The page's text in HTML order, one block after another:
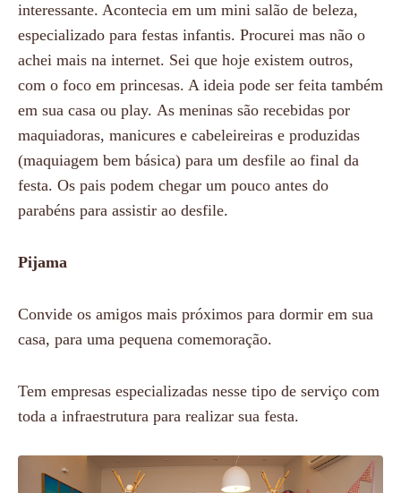
interessante. Acontecia em um mini salão de beleza,
especializado para festas infantis. Procurei mas não o
achei mais na internet. Sei que hoje existem outros,
com o foco em princesas. A ideia pode ser feita também
em sua casa ou play. As meninas são recebidas por
maquiadoras, manicures e cabeleireiras e produzidas
(maquiagem bem básica) para um desfile ao final da
festa. Os pais podem chegar um pouco antes do
parabéns para assistir ao desfile.
Pijama
Convide os amigos mais próximos para dormir em sua
casa, para uma pequena comemoração.
Tem empresas especializadas nesse tipo de serviço com
toda a infraestrutura para realizar sua festa.